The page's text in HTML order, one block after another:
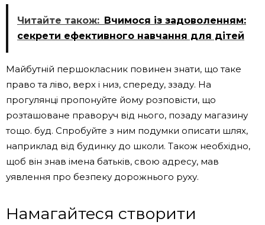
Читайте також: Вчимося із задоволенням:
секрети ефективного навчання для дітей
Майбутній першокласник повинен знати, що таке
право та ліво, верх і низ, спереду, ззаду. На
прогулянці пропонуйте йому розповісти, що
розташоване праворуч від нього, позаду магазину
тощо. буд. Спробуйте з ним подумки описати шлях,
наприклад від будинку до школи. Також необхідно,
щоб він знав імена батьків, свою адресу, мав
уявлення про безпеку дорожнього руху.
Намагайтеся створити